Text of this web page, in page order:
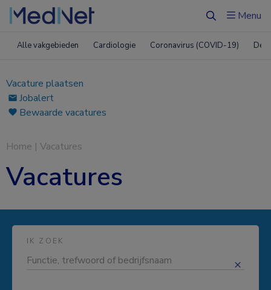
ZoekenMenu
Alle vakgebieden Cardiologie Coronavirus (COVID-19)
Vacature plaatsen
Jobalert
Bewaarde vacatures
Home | Vacatures
Vacatures
IK ZOEK